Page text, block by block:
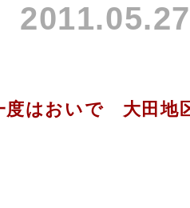
度はおいで 大田地